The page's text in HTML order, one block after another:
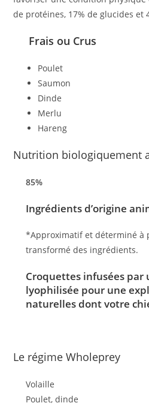
de protéines, 17% de glucides et
Frais ou Crus
Poulet
Saumon
Dinde
Merlu
Hareng
Nutrition biologiquement
85%
Ingrédients d’origine
*Approximatif et déterminé à
transformé des ingrédients.
Croquettes infusées
lyophilisée pour une
naturelles dont votre
Le régime Wholeprey
Volaille
Poulet, dinde